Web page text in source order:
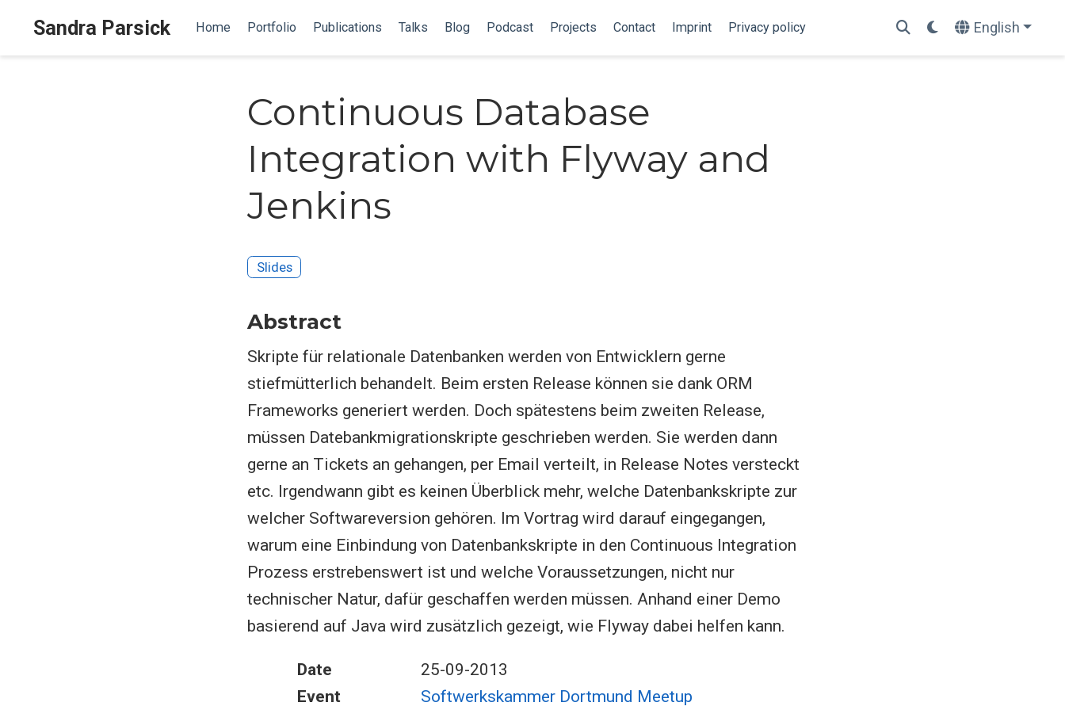
Sandra Parsick Home Portfolio Publications Talks Blog Podcast Projects Contact Imprint Privacy policy English
Continuous Database
Integration with Flyway and
Jenkins
Slides
Abstract
Skripte für relationale Datenbanken werden von Entwicklern gerne
stiefmütterlich behandelt. Beim ersten Release können sie dank ORM
Frameworks generiert werden. Doch spätestens beim zweiten Release,
müssen Datebankmigrationskripte geschrieben werden. Sie werden dann
gerne an Tickets an gehangen, per Email verteilt, in Release Notes versteckt
etc. Irgendwann gibt es keinen Überblick mehr, welche Datenbankskripte zur
welcher Softwareversion gehören. Im Vortrag wird darauf eingegangen,
warum eine Einbindung von Datenbankskripte in den Continuous Integration
Prozess erstrebenswert ist und welche Voraussetzungen, nicht nur
technischer Natur, dafür geschaffen werden müssen. Anhand einer Demo
basierend auf Java wird zusätzlich gezeigt, wie Flyway dabei helfen kann.
Date
25-09-2013
Event
Softwerkskammer Dortmund Meetup